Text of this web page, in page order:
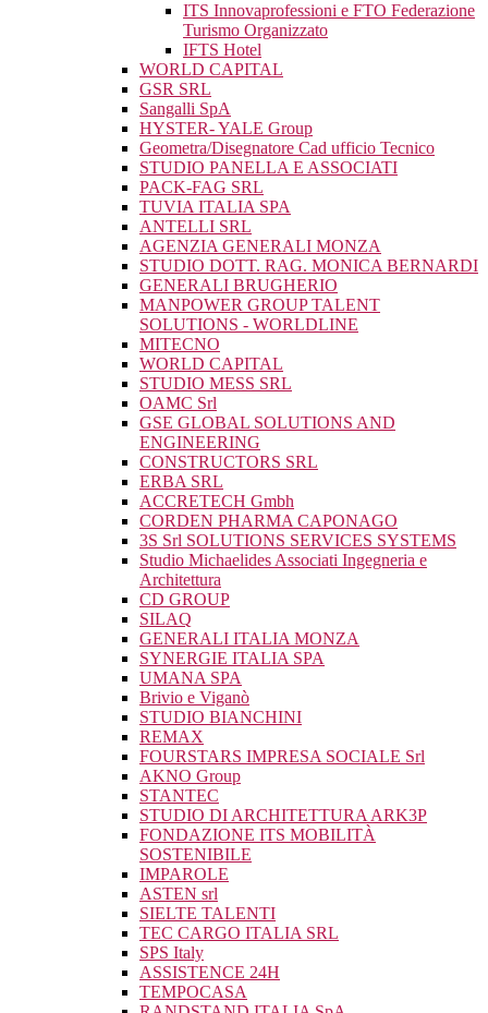
ITS Innovaprofessioni e FTO Federazione
Turismo Organizzato
IFTS Hotel
WORLD CAPITAL
GSR SRL
Sangalli SpA
HYSTER- YALE Group
Geometra/Disegnatore Cad ufficio Tecnico
STUDIO PANELLA E ASSOCIATI
PACK-FAG SRL
TUVIA ITALIA SPA
ANTELLI SRL
AGENZIA GENERALI MONZA
STUDIO DOTT. RAG. MONICA BERNARDI
GENERALI BRUGHERIO
MANPOWER GROUP TALENT
SOLUTIONS - WORLDLINE
MITECNO
WORLD CAPITAL
STUDIO MESS SRL
OAMC Srl
GSE GLOBAL SOLUTIONS AND
ENGINEERING
CONSTRUCTORS SRL
ERBA SRL
ACCRETECH Gmbh
CORDEN PHARMA CAPONAGO
3S Srl SOLUTIONS SERVICES SYSTEMS
Studio Michaelides Associati Ingegneria e
Architettura
CD GROUP
SILAQ
GENERALI ITALIA MONZA
SYNERGIE ITALIA SPA
UMANA SPA
Brivio e Viganò
STUDIO BIANCHINI
REMAX
FOURSTARS IMPRESA SOCIALE Srl
AKNO Group
STANTEC
STUDIO DI ARCHITETTURA ARK3P
FONDAZIONE ITS MOBILITÀ
SOSTENIBILE
IMPAROLE
ASTEN srl
SIELTE TALENTI
TEC CARGO ITALIA SRL
SPS Italy
ASSISTENCE 24H
TEMPOCASA